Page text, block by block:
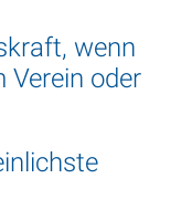
wenn
Verein oder